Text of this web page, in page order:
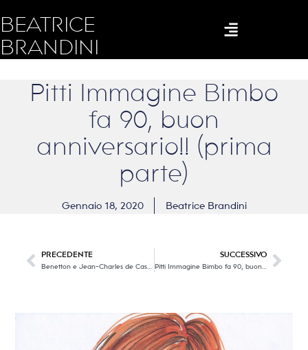
BEATRICE
BRANDINI
Pitti Immagine Bimbo
fa 90, buon
anniversario!! (prima
parte)
Gennaio 18, 2020 Beatrice Brandini
PRECEDENTE SUCCESSIVO
Pitti Immagine Bimbo fa 90, buon anniversario!! (seconda parte)